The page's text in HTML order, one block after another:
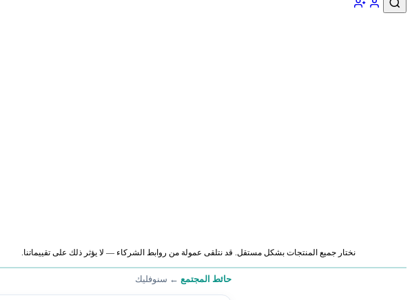
نختار جميع المنتجات بشكل مستقل. قد نتلقى عمولة من روابط الشركاء — لا يؤثر ذلك على تقييماتنا.
حائط المجتمع ← سنوفليك